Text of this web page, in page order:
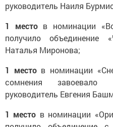
руководитель Наиля
1 местов номинации
получило объединение
Наталья Миронова;
1 местов номинации
сомнения завоевало
руководитель Евгения
1 место в номинации